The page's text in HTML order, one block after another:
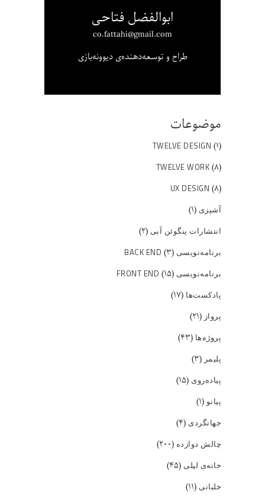
ابوالفضل فتاحی
co.fattahi@gmail.com
طراح و توسعه‌دهنده‌ی دیوونه‌بازی
موضوعات
TWELVE DESIGN (۱)
TWELVE WORK (۸)
UX DESIGN (۸)
آشپزی (۱)
انتشارات پنگوئن آبی (۲)
برنامه‌نویسی BACK END (۳)
برنامه‌نویسی FRONT END (۱۵)
پادکست‌ها (۱۷)
پرواز (۲۱)
پروژه‌ها (۴۳)
پلیمر (۳)
پیاده‌روی (۱۵)
پیانو(۱)
جهانگردی (۴)
چالش دوازده (۲۰۰)
خانه‌ی لیلی (۴۵)
خلبانی (۱۱)